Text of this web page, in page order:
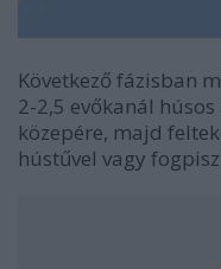
Következő fázisban
2-2,5 evőkanál
közepére, majd
hústűvel vagy